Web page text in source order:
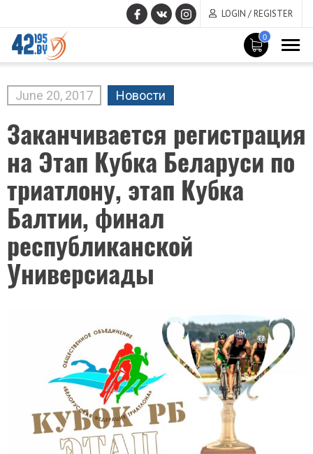
LOGIN / REGISTER
0
MAIN
CONTENT
June 20, 2017 Новости
Заканчивается регистрация
на Этап Кубка Беларуси по
триатлону, этап Кубка
Балтии, финал
республиканской
Универсиады